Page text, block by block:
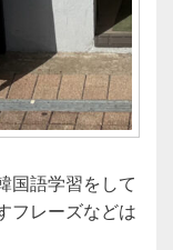
国語学習をして
フレーズなどは